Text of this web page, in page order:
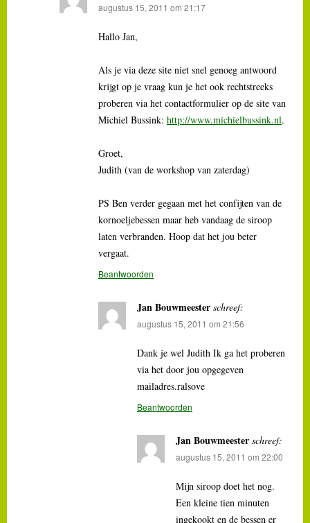
augustus 15, 2011 om 21:17
Hallo Jan,
Als je via deze site niet snel genoeg antwoord
krijgt op je vraag kun je het ook rechtstreeks
proberen via het contactformulier op de site van
Michiel Bussink: http://www.michielbussink.nl.
Groet,
Judith (van de workshop van zaterdag)
PS Ben verder gegaan met het confijten van de
kornoeljebessen maar heb vandaag de siroop
laten verbranden. Hoop dat het jou beter
vergaat.
Beantwoorden
Jan Bouwmeester schreef:
augustus 15, 2011 om 21:56
Dank je wel Judith Ik ga het proberen
via het door jou opgegeven
mailadres.ralsove
Beantwoorden
Jan Bouwmeester schreef:
augustus 15, 2011 om 22:00
Mijn siroop doet het nog.
Een kleine tien minuten
ingekookt en de bessen er